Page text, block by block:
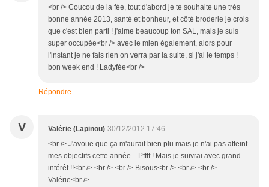
<br /> Coucou de la fée, tout d'abord je te souhaite une très
bonne année 2013, santé et bonheur, et côté broderie je crois
que c'est bien parti ! j'aime beaucoup ton SAL, mais je suis
super occupée<br /> avec le mien également, alors pour
l'instant je ne fais rien on verra par la suite, si j'ai le temps !
bon week end ! Ladyfée<br />
Répondre
V Valérie (Lapinou) 30/12/2012 17:46
<br /> J'avoue que ça m'aurait bien plu mais je n'ai pas atteint
mes objectifs cette année... Pffff ! Mais je suivrai avec grand
intérêt !!<br /> <br /> <br /> Bisous<br /> <br /> <br />
Valérie<br />